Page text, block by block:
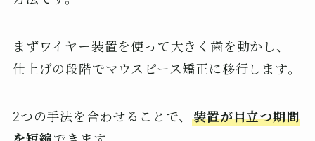
まずワイヤー装置を使って大きく歯を動かし、
仕上げの段階でマウスピース矯正に移行します。
2つの手法を合わせることで、装置が目立つ期間